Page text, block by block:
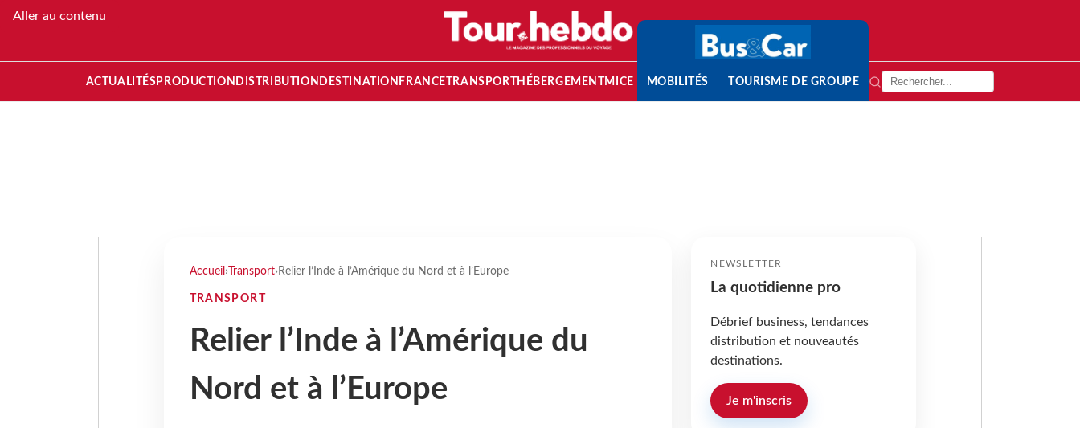
Aller au contenu
ACTUALITÉS PRODUCTION DISTRIBUTION DESTINATION FRANCETRANSPORT HÉBERGEMENTMICE MOBILITÉS TOURISME DE GROUPE
Accueil › Transport› Relier l’Inde à l’Amérique du Nord et à l’Europe
TRANSPORT
Relier l’Inde à l’Amérique du
Nord et à l’Europe
NEWSLETTER
La quotidienne pro
Débrief business, tendances
distribution et nouveautés
destinations.
Je m'inscris